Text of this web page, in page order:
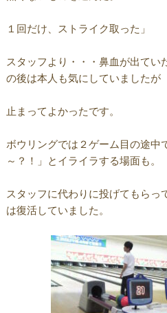
１回だけ、ストライク取った」
スタッフより・・・鼻血が出てい
の後は本人も気にしていましたが
止まってよかったです。
ボウリングでは２ゲーム目の途中
～？！」とイライラする場面も。
スタッフに代わりに投げてもらっ
は復活していました。